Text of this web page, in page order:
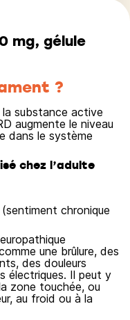
mg, gélule
?
la substance active
augmente le niveau
dans le système
chez l’adulte
(sentiment chronique
une brûlure, des
des douleurs
électriques. Il peut y
zone touchée, ou
au froid ou à la